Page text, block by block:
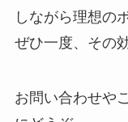
しながら理想の
ぜひ一度、その
お問い合わせや